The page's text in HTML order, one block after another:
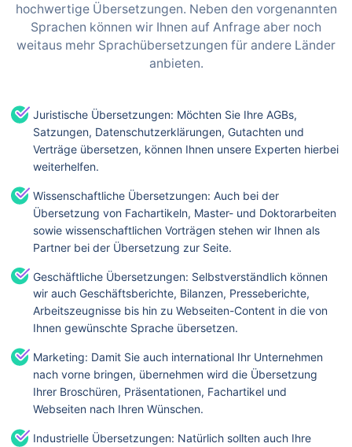
hochwertige Übersetzungen. Neben den vorgenannten
Sprachen können wir Ihnen auf Anfrage aber noch
weitaus mehr Sprachübersetzungen für andere Länder
anbieten.
Juristische Übersetzungen: Möchten Sie Ihre AGBs,
Satzungen, Datenschutzerklärungen, Gutachten und
Verträge übersetzen, können Ihnen unsere Experten hierbei
weiterhelfen.
Wissenschaftliche Übersetzungen: Auch bei der
Übersetzung von Fachartikeln, Master- und Doktorarbeiten
sowie wissenschaftlichen Vorträgen stehen wir Ihnen als
Partner bei der Übersetzung zur Seite.
Geschäftliche Übersetzungen: Selbstverständlich können
wir auch Geschäftsberichte, Bilanzen, Presseberichte,
Arbeitszeugnisse bis hin zu Webseiten-Content in die von
Ihnen gewünschte Sprache übersetzen.
Marketing: Damit Sie auch international Ihr Unternehmen
nach vorne bringen, übernehmen wird die Übersetzung
Ihrer Broschüren, Präsentationen, Fachartikel und
Webseiten nach Ihren Wünschen.
Industrielle Übersetzungen: Natürlich sollten auch Ihre